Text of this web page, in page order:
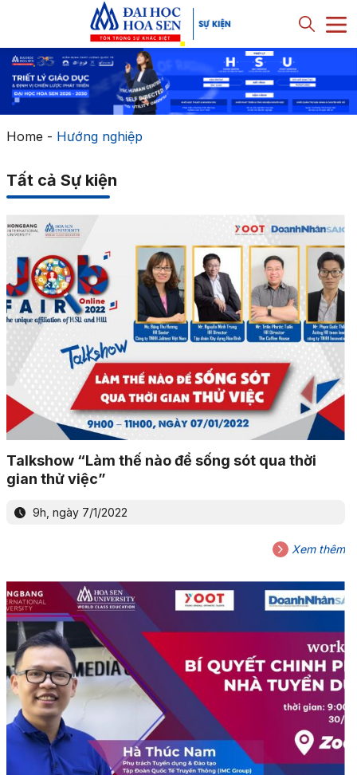
Home - Hướng nghiệp
Tất cả Sự kiện
Talkshow “Làm thế nào để sống sót qua thời
gian thử việc”
9h, ngày 7/1/2022
Xem thêm